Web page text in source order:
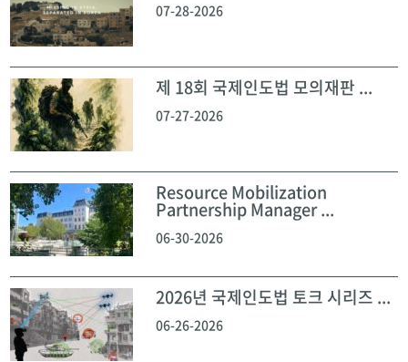
07-28-2026
제 18회 국제인도법 모의재판 ...
07-27-2026
Resource Mobilization
Partnership Manager ...
06-30-2026
2026년 국제인도법 토크 시리즈 ...
06-26-2026